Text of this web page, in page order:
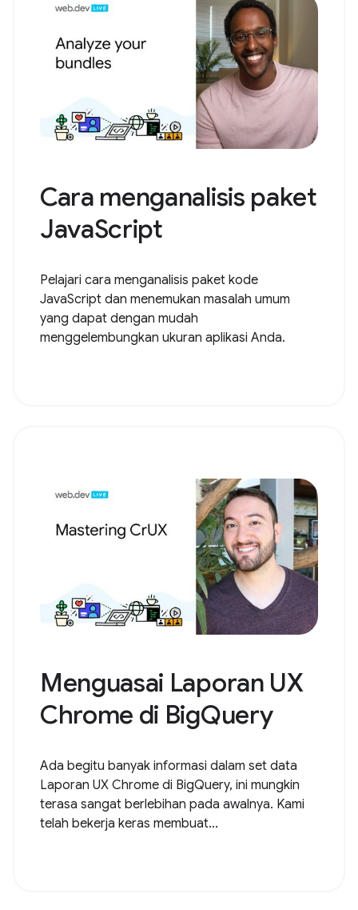
Cara menganalisis paket
JavaScript
Pelajari cara menganalisis paket kode
JavaScript dan menemukan masalah umum
yang dapat dengan mudah
menggelembungkan ukuran aplikasi Anda.
Menguasai Laporan UX
Chrome di BigQuery
Ada begitu banyak informasi dalam set data
Laporan UX Chrome di BigQuery, ini mungkin
terasa sangat berlebihan pada awalnya. Kami
telah bekerja keras membuat...